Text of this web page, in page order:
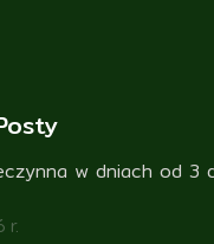
w dniach od 3
r.